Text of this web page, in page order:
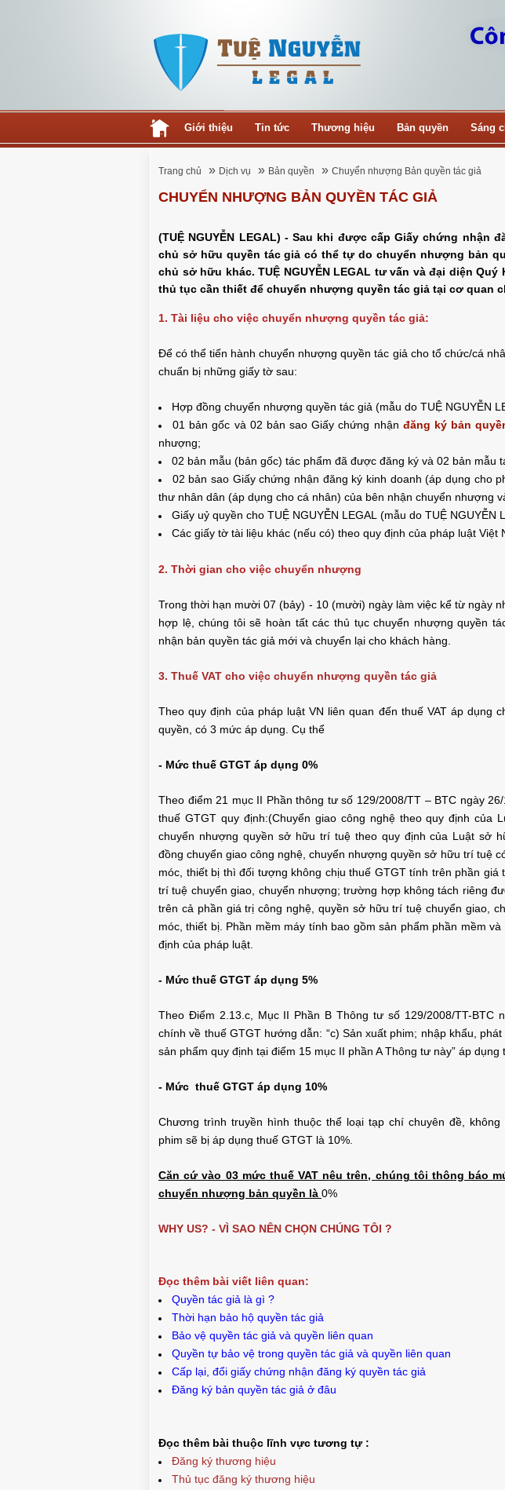
Giới thiệu Tin tức Thương hiệu Bản quyền Sáng
Trang chủ » Dịch vụ » Bản quyền » Chuyển nhượng Bản quyền tác giả
CHUYỂN NHƯỢNG BẢN QUYỀN TÁC GIẢ
(TUỆ NGUYỄN LEGAL) - Sau khi được cấp Giấy chứng nhận
chủ sở hữu quyền tác giả có thể tự do chuyển nhượng bản
chủ sở hữu khác. TUỆ NGUYỄN LEGAL tư vấn và đại diện
thủ tục cần thiết để chuyển nhượng quyền tác giả tại cơ quan
1. Tài liệu cho việc chuyển nhượng quyền tác giả:
Để có thể tiến hành chuyển nhượng quyền tác giả cho tổ chức/cá
chuẩn bị những giấy tờ sau:
Hợp đồng chuyển nhượng quyền tác giả (mẫu do TUỆ NGUYỄN
01 bản gốc và 02 bản sao Giấy chứng nhận đăng ký bản
nhượng;
02 bản mẫu (bản gốc) tác phẩm đã được đăng ký và 02 bản mẫu
02 bản sao Giấy chứng nhận đăng ký kinh doanh (áp dụng cho
thư nhân dân (áp dụng cho cá nhân) của bên nhận chuyển nhượng
Giấy uỷ quyền cho TUỆ NGUYỄN LEGAL (mẫu do TUỆ NGUYỄN
Các giấy tờ tài liệu khác (nếu có) theo quy định của pháp luật Việt
2. Thời gian cho việc chuyển nhượng
Trong thời hạn mười 07 (bảy) - 10 (mười) ngày làm việc kể từ ngày
hợp lệ, chúng tôi sẽ hoàn tất các thủ tục chuyển nhượng quyền
nhận bản quyền tác giả mới và chuyển lại cho khách hàng.
3. Thuế VAT cho việc chuyển nhượng quyền tác giả
Theo quy định của pháp luật VN liên quan đến thuế VAT áp dụng
quyền, có 3 mức áp dụng. Cụ thể
- Mức thuế GTGT áp dụng 0%
Theo điểm 21 mục II Phần thông tư số 129/2008/TT – BTC ngày
thuế GTGT quy định:(Chuyển giao công nghệ theo quy định của
chuyển nhượng quyền sở hữu trí tuệ theo quy định của Luật sở
đồng chuyển giao công nghệ, chuyển nhượng quyền sở hữu trí tuệ
móc, thiết bị thì đối tượng không chịu thuế GTGT tính trên phần giá
trí tuệ chuyển giao, chuyển nhượng; trường hợp không tách riêng
trên cả phần giá trị công nghệ, quyền sở hữu trí tuệ chuyển giao,
móc, thiết bị. Phần mềm máy tính bao gồm sản phẩm phần mềm
định của pháp luật.
- Mức thuế GTGT áp dụng 5%
Theo Điểm 2.13.c, Mục II Phần B Thông tư số 129/2008/TT-BTC
chính về thuế GTGT hướng dẫn: “c) Sản xuất phim; nhập khẩu,
sản phẩm quy định tại điểm 15 mục II phần A Thông tư này” áp
- Mức thuế GTGT áp dụng 10%
Chương trình truyền hình thuộc thể loại tạp chí chuyên đề,
phim sẽ bị áp dụng thuế GTGT là 10%.
Căn cứ vào 03 mức thuế VAT nêu trên, chúng tôi thông báo
chuyển nhượng bản quyền là 0%
WHY US? - VÌ SAO NÊN CHỌN CHÚNG TÔI ?
Đọc thêm bài viết liên quan:
Quyền tác giả là gì ?
Thời hạn bảo hộ quyền tác giả
Bảo vệ quyền tác giả và quyền liên quan
Quyền tự bảo vệ trong quyền tác giả và quyền liên quan
Cấp lại, đổi giấy chứng nhận đăng ký quyền tác giả
Đăng ký bản quyền tác giả ở đâu
Đọc thêm bài thuộc lĩnh vực tương tự :
Đăng ký thương hiệu
Thủ tục đăng ký thương hiệu
TUỆ
TUỆ
PHÒNG HỘI THẢO QUA VIDEO
CHUẨN BỊ THƯ CHUYỂN VĂN BẰNG NHÃN
MỘT SỐ